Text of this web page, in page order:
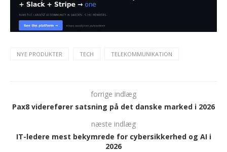
NYE PRODUKTER TECH TELEKOMMUNIKATION
forrige indlæg
Pax8 viderefører satsning på det danske marked i 2026
næste indlæg
IT-ledere mest bekymrede for cybersikkerhed og AI i
2026